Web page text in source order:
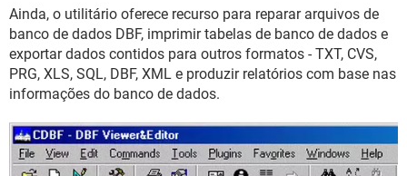
Ainda, o utilitário oferece recurso para reparar arquivos de
banco de dados DBF, imprimir tabelas de banco de dados e
exportar dados contidos para outros formatos - TXT, CVS,
PRG, XLS, SQL, DBF, XML e produzir relatórios com base nas
informações do banco de dados.